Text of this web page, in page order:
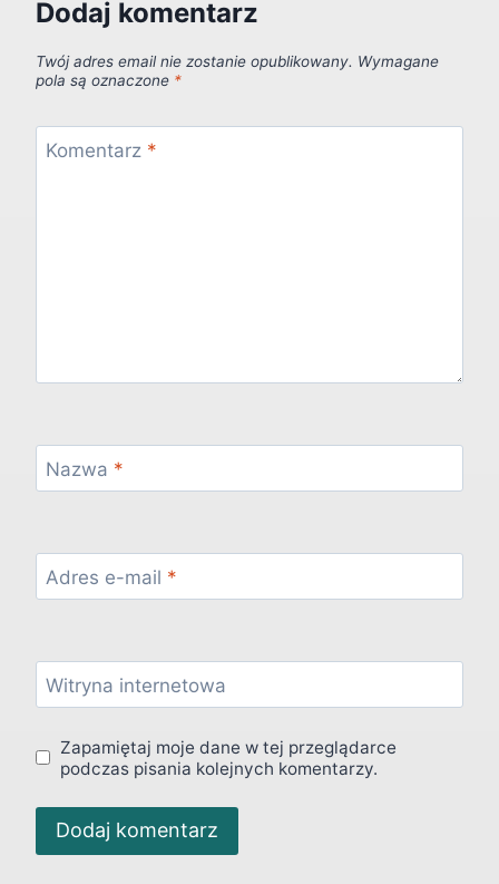
Dodaj komentarz
Twój adres email nie zostanie opublikowany. Wymagane
pola są oznaczone *
Komentarz *
Nazwa *
Adres e-mail *
Witryna internetowa
Zapamiętaj moje dane w tej przeglądarce
podczas pisania kolejnych komentarzy.